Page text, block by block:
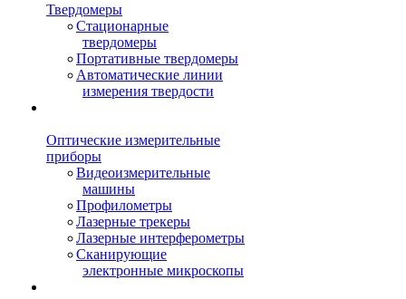
Твердомеры
Стационарные
твердомеры
Портативные твердомеры
Автоматические линии
измерения твердости
Оптические измерительные
приборы
Видеоизмерительные
машины
Профилометры
Лазерные трекеры
Лазерные интерферометры
Сканирующие
электронные микроскопы